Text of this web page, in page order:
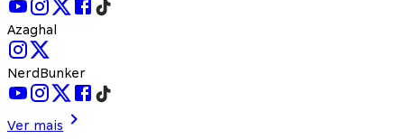
Azaghal
NerdBunker
Ver mais